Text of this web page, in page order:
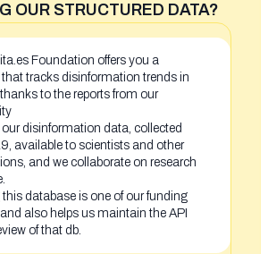
OUR STRUCTURED DATA?
Foundation offers you a
tracks disinformation trends in
to the reports from our
disinformation data, collected
available to scientists and other
and we collaborate on research
this database is one of our funding
also helps us maintain the API
of that db.